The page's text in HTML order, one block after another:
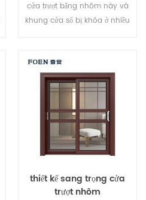
cửa trượt bằng nhôm này và
khung cửa sổ bị khóa ở nhiều
vời. các loại cửa khác nhau để
đáp ứng nhu cầu kiến ​​trúc
khác nhau.
thiết kế sang trọng cửa
trượt nhôm